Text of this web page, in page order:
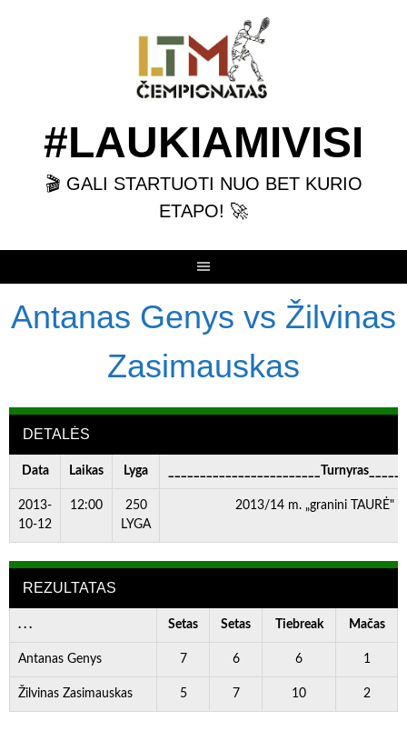
#LAUKIAMIVISI
🎬 GALI STARTUOTI NUO BET KURIO
ETAPO! 🚀
Antanas Genys vs Žilvinas
Zasimauskas
DETALĖS
Data Laikas Lyga
2013-
10-12
12:00
250
LYGA
2013/14 m. „granini TAURĖ"
REZULTATAS
. . . Setas Setas Tiebreak Mačas
Antanas Genys 7 6 6 1
Žilvinas Zasimauskas 5 7 10 2